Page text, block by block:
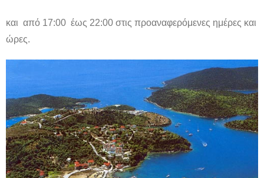
και από 17:00 έως 22:00 στις προαναφερόμενες ημέρες και
ώρες.